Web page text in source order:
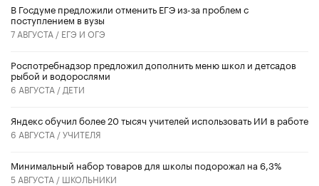
В Госдуме предложили отменить ЕГЭ из-за проблем с
поступлением в вузы
7 АВГУСТА / ЕГЭ И ОГЭ
Роспотребнадзор предложил дополнить меню школ и детсадов
рыбой и водорослями
6 АВГУСТА / ДЕТИ
​Яндекс обучил более 20 тысяч учителей использовать ИИ в работе
6 АВГУСТА /УЧИТЕЛЯ
Минимальный набор товаров для школы подорожал на 6,3%
5 АВГУСТА / ШКОЛЬНИКИ